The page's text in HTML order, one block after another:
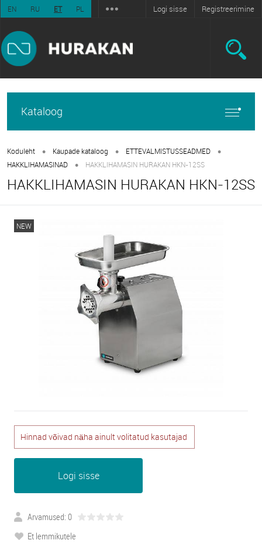
EN RU ET PL Logi sisse Registreerimine
Kataloog
Koduleht • Kaupade kataloog • ETTEVALMISTUSSEADMED •
HAKKLIHAMASINAD • HAKKLIHAMASIN HURAKAN HKN-12SS
HAKKLIHAMASIN HURAKAN HKN-12SS
NEW
Hinnad võivad näha ainult volitatud kasutajad
Logi sisse
Arvamused: 0
Et lemmikutele